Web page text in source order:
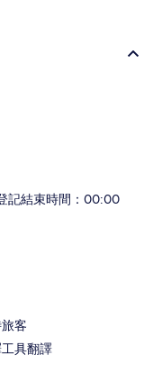
記結束時間：00:00
客
具翻譯